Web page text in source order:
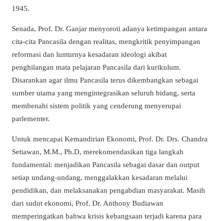
1945.
Senada, Prof. Dr. Ganjar menyoroti adanya ketimpangan antara
cita-cita Pancasila dengan realitas, mengkritik penyimpangan
reformasi dan lunturnya kesadaran ideologi akibat
penghilangan mata pelajaran Pancasila dari kurikulum.
Disarankan agar ilmu Pancasila terus dikembangkan sebagai
sumber utama yang mengintegrasikan seluruh bidang, serta
membenahi sistem politik yang cenderung menyerupai
parlementer.
Untuk mencapai Kemandirian Ekonomi, Prof. Dr. Drs. Chandra
Setiawan, M.M., Ph.D, merekomendasikan tiga langkah
fundamental: menjadikan Pancasila sebagai dasar dan output
setiap undang-undang, menggalakkan kesadaran melalui
pendidikan, dan melaksanakan pengabdian masyarakat. Masih
dari sudut ekonomi, Prof. Dr. Anthony Budiawan
memperingatkan bahwa krisis kebangsaan terjadi karena para